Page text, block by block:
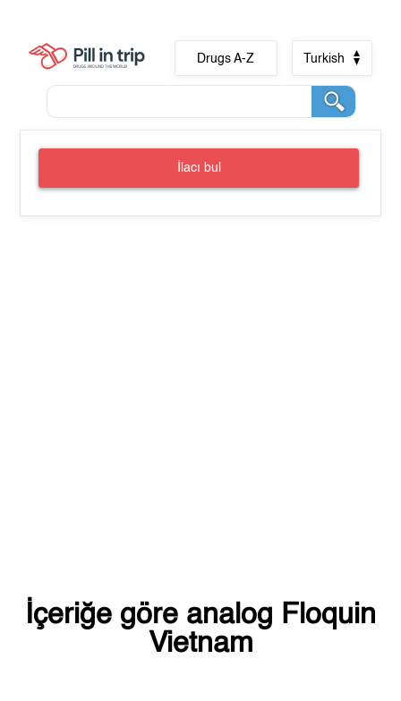
Drugs A-Z Turkish
İlacı bul
İçeriğe göre analog Floquin
Vietnam